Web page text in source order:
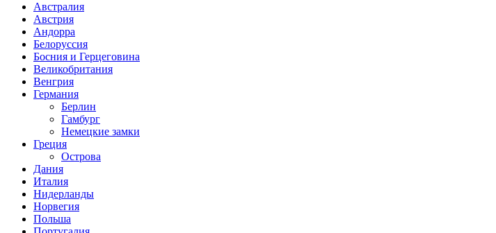
Австралия
Австрия
Андорра
Белоруссия
Босния и Герцеговина
Великобритания
Венгрия
Германия
Берлин
Гамбург
Немецкие замки
Греция
Острова
Дания
Италия
Нидерланды
Норвегия
Польша